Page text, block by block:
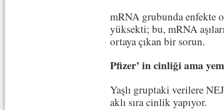
mRNA grubunda enfekte
yüksekti; bu, mRNA
ortaya çıkan bir sorun.
Pfizer’ in cinliği ama
Yaşlı gruptaki verilere
aklı sıra cinlik yapıyor.